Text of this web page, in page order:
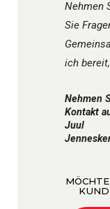
Nehmen
Sie
ich
Nehmen
Kontakt
Juul